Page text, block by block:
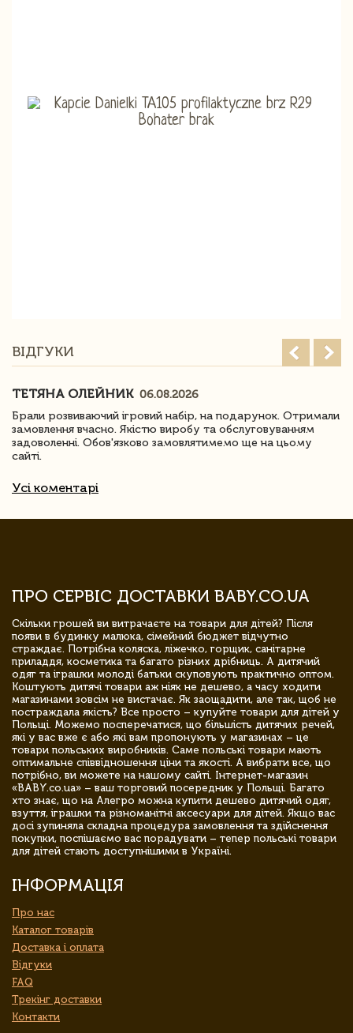
ВІДГУКИ
ТЕТЯНА ОЛЕЙНИК 06.08.2026
Брали розвиваючий ігровий набір, на подарунок. Отримали
замовлення вчасно. Якістю виробу та обслуговуванням
задоволенні. Обов'язково замовлятимемо ще на цьому
сайті.
Усі коментарі
ПРО СЕРВІС ДОСТАВКИ BABY.CO.UA
Скільки грошей ви витрачаєте на товари для дітей? Після
появи в будинку малюка, сімейний бюджет відчутно
страждає. Потрібна коляска, ліжечко, горщик, санітарне
приладдя, косметика та багато різних дрібниць. А дитячий
одяг та іграшки молоді батьки скуповують практично оптом.
Коштують дитячі товари аж ніяк не дешево, а часу ходити
магазинами зовсім не вистачає. Як заощадити, але так, щоб не
постраждала якість? Все просто – купуйте товари для дітей у
Польщі. Можемо посперечатися, що більшість дитячих речей,
які у вас вже є або які вам пропонують у магазинах – це
товари польських виробників. Саме польські товари мають
оптимальне співвідношення ціни та якості. А вибрати все, що
потрібно, ви можете на нашому сайті. Інтернет-магазин
«BABY.co.ua» – ваш торговий посередник у Польщі. Багато
хто знає, що на Алегро можна купити дешево дитячий одяг,
взуття, іграшки та різноманітні аксесуари для дітей. Якщо вас
досі зупиняла складна процедура замовлення та здійснення
покупки, поспішаємо вас порадувати – тепер польські товари
для дітей стають доступнішими в Україні.
ІНФОРМАЦІЯ
Про нас
Каталог товарів
Доставка і оплата
Відгуки
FAQ
Трекінг доставки
Контакти